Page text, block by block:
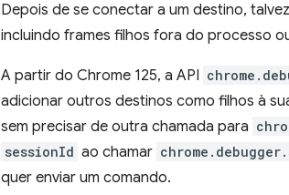
Depois de se conectar a um destino,
incluindo frames filhos fora do processo
A partir do Chrome 125, a API
adicionar outros destinos como filhos à
sem precisar de outra chamada para
sessionId ao chamar
quer enviar um comando.